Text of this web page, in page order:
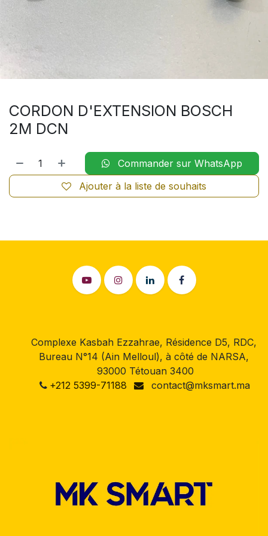
CORDON D'EXTENSION BOSCH
2M DCN
Commander sur WhatsApp
Ajouter à la liste de souhaits
Complexe Kasbah Ezzahrae, Résidence D5, RDC,
Bureau N°14 (Ain Melloul), à côté de NARSA,
93000 Tétouan 3400
+212 5399-71188
contact@mksmart.ma